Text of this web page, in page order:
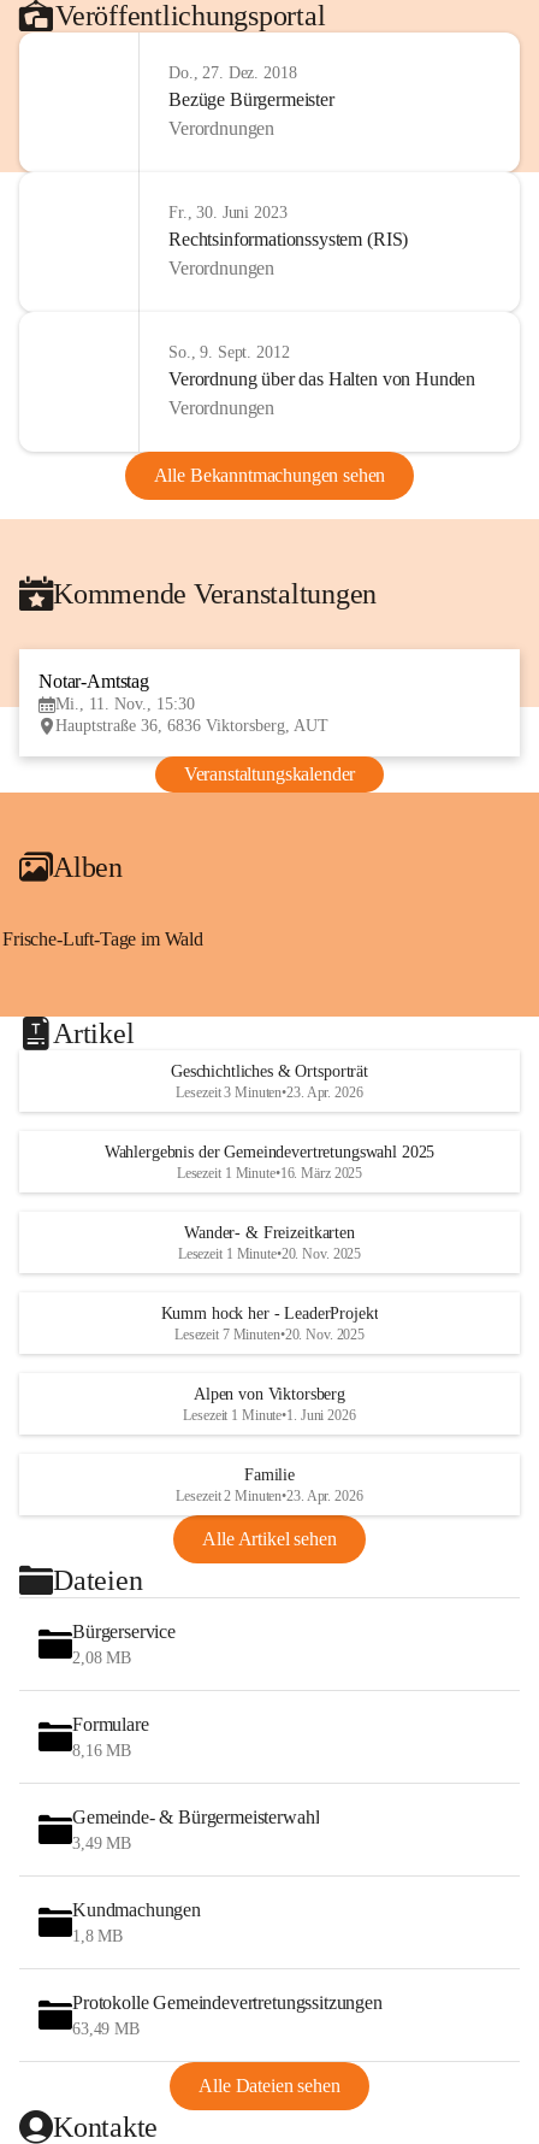
Veröffentlichungsportal
Do., 27. Dez. 2018
Bezüge Bürgermeister
Verordnungen
Fr., 30. Juni 2023
Rechtsinformationssystem (RIS)
Verordnungen
So., 9. Sept. 2012
Verordnung über das Halten von Hunden
Verordnungen
Alle Bekanntmachungen sehen
Kommende Veranstaltungen
Notar-Amtstag
Mi., 11. Nov., 15:30
Hauptstraße 36, 6836 Viktorsberg, AUT
Veranstaltungskalender
Alben
Frische-Luft-Tage im Wald
Artikel
Geschichtliches & Ortsporträt
Lesezeit 3 Minuten•23. Apr. 2026
Wahlergebnis der Gemeindevertretungswahl 2025
Lesezeit 1 Minute•16. März 2025
Wander- & Freizeitkarten
Lesezeit 1 Minute•20. Nov. 2025
Kumm hock her - LeaderProjekt
Lesezeit 7 Minuten•20. Nov. 2025
Alpen von Viktorsberg
Lesezeit 1 Minute•1. Juni 2026
Familie
Lesezeit 2 Minuten•23. Apr. 2026
Alle Artikel sehen
Dateien
Bürgerservice
2,08 MB
Formulare
8,16 MB
Gemeinde- & Bürgermeisterwahl
3,49 MB
Kundmachungen
1,8 MB
Protokolle Gemeindevertretungssitzungen
63,49 MB
Alle Dateien sehen
Kontakte